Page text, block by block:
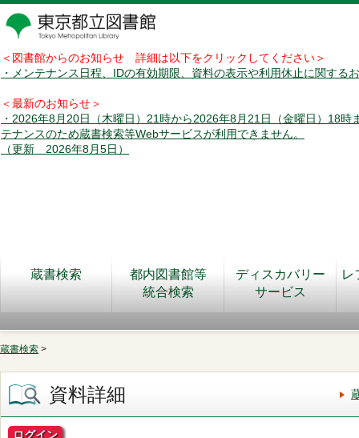
＜図書館からのお知らせ 詳細は以下をクリックしてください＞
・メンテナンス日程、IDの有効期限、資料の表示や利用休止に関する
＜最新のお知らせ＞
・2026年8月20日（木曜日）21時から2026年8月21日（金曜日）18時
テナンスのため蔵書検索等Webサービスが利用できません。
（更新 2026年8月5日）
蔵書検索
都内図書館等
統合検索
ディスカバリー
サービス
レ
蔵書検索 >
資料詳細
ログイン